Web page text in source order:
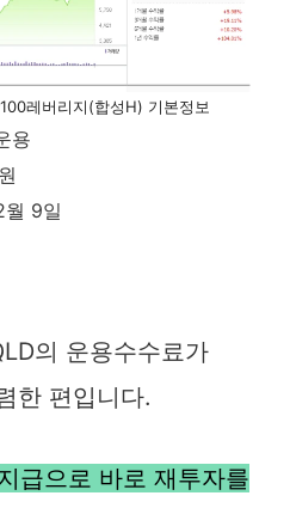
레버리지(합성H) 기본정보
용
월 9일
의 운용수수료가
한 편입니다.
급으로 바로 재투자를